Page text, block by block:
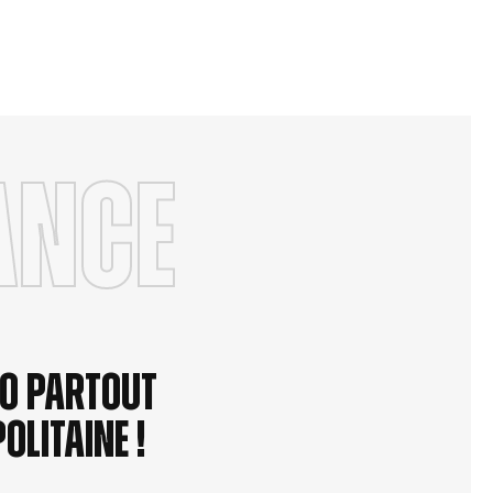
×
×
partout
!